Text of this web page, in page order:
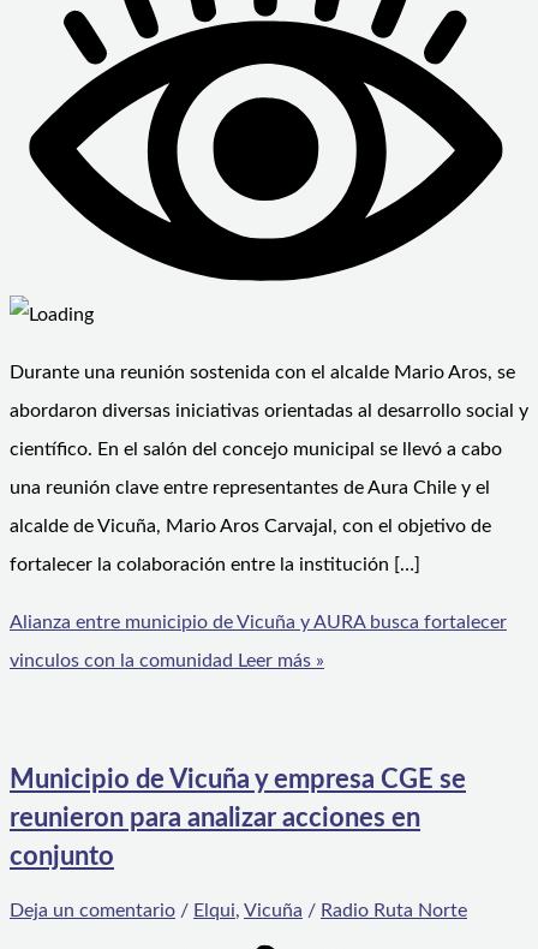
Durante una reunión sostenida con el alcalde Mario Aros, se
abordaron diversas iniciativas orientadas al desarrollo social y
científico. En el salón del concejo municipal se llevó a cabo
una reunión clave entre representantes de Aura Chile y el
alcalde de Vicuña, Mario Aros Carvajal, con el objetivo de
fortalecer la colaboración entre la institución […]
Alianza entre municipio de Vicuña y AURA busca fortalecer
vinculos con la comunidad Leer más »
Municipio de Vicuña y empresa CGE se
reunieron para analizar acciones en
conjunto
Deja un comentario / Elqui, Vicuña / Radio Ruta Norte